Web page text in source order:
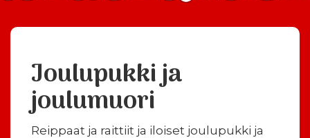
Joulupukki ja
joulumuori
Reippaat ja raittiit ja iloiset joulupukki ja